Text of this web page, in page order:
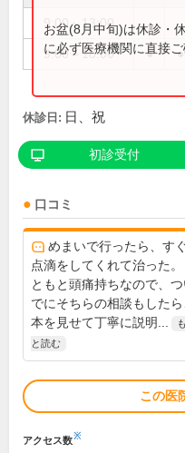
9:00～13:00
9:00～18:00 ● ●
お盆(8月中旬)は休診・
に必ず医療機関に直接ご
休診日: 日、祝
初診受付
口コミ
めまいで行ったら、す
点滴をしてくれて治った。
ともと頭痛持ちなので、
でにそちらの相談もしたら
本を見せて丁寧に説明...
と読む
この医
アクセス数※